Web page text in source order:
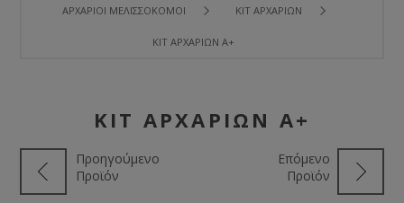
ΑΡΧΆΡΙΟΙ ΜΕΛΙΣΣΟΚΌΜΟΙ ΚΙΤ ΑΡΧΑΡΊΩΝ
ΚΙΤ ΑΡΧΑΡΊΩΝ Α+
ΚΙΤ ΑΡΧΑΡΊΩΝ Α+
Προηγούμενο
Προϊόν
Επόμενο
Προϊόν